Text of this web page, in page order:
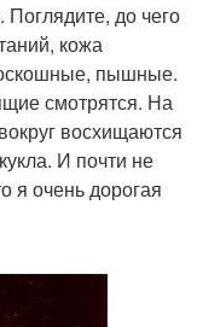
до чего
кожа
пышные.
смотрятся. На
восхищаются
И почти не
я очень дорогая